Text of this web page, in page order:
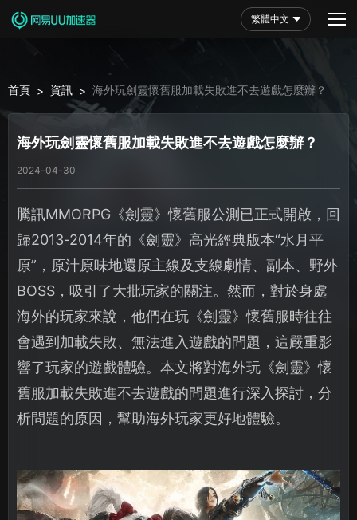
繁體中文
首頁 > 資訊 > 海外玩劍靈懷舊服加載失敗進不去遊戲怎麼辦？
海外玩劍靈懷舊服加載失敗進不去遊戲怎麼辦？
2024-04-30
騰訊MMORPG《劍靈》懷舊服公測已正式開啟，回
歸2013-2014年的《劍靈》高光經典版本“水月平
原”，原汁原味地還原主線及支線劇情、副本、野外
BOSS，吸引了大批玩家的關注。然而，對於身處
海外的玩家來說，他們在玩《劍靈》懷舊服時往往
會遇到加載失敗、無法進入遊戲的問題，這嚴重影
響了玩家的遊戲體驗。本文將對海外玩《劍靈》懷
舊服加載失敗進不去遊戲的問題進行深入探討，分
析問題的原因，幫助海外玩家更好地體驗。